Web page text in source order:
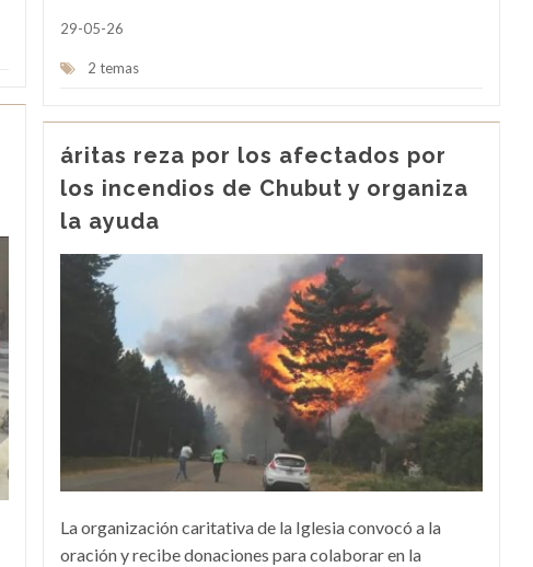
29-05-26
2 temas
áritas reza por los afectados por
los incendios de Chubut y organiza
la ayuda
La organización caritativa de la Iglesia convocó a la
oración y recibe donaciones para colaborar en la